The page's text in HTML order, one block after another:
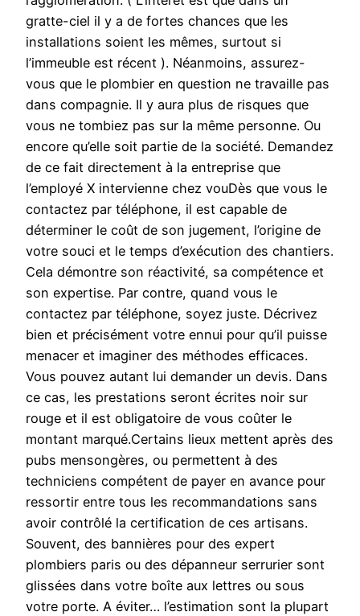
gratte-ciel il y a de fortes chances que les
installations soient les mêmes, surtout si
l’immeuble est récent ). Néanmoins, assurez-
vous que le plombier en question ne travaille pas
dans compagnie. Il y aura plus de risques que
vous ne tombiez pas sur la même personne. Ou
encore qu’elle soit partie de la société. Demandez
de ce fait directement à la entreprise que
l’employé X intervienne chez vouDès que vous le
contactez par téléphone, il est capable de
déterminer le coût de son jugement, l’origine de
votre souci et le temps d’exécution des chantiers.
Cela démontre son réactivité, sa compétence et
son expertise. Par contre, quand vous le
contactez par téléphone, soyez juste. Décrivez
bien et précisément votre ennui pour qu’il puisse
menacer et imaginer des méthodes efficaces.
Vous pouvez autant lui demander un devis. Dans
ce cas, les prestations seront écrites noir sur
rouge et il est obligatoire de vous coûter le
montant marqué.Certains lieux mettent après des
pubs mensongères, ou permettent à des
techniciens compétent de payer en avance pour
ressortir entre tous les recommandations sans
avoir contrôlé la certification de ces artisans.
Souvent, des bannières pour des expert
plombiers paris ou des dépanneur serrurier sont
glissées dans votre boîte aux lettres ou sous
votre porte. A éviter… l’estimation sont la plupart